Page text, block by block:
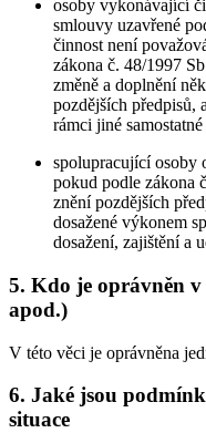
osoby vykonávající
smlouvy uzavřené
činnost není
zákona č. 48/1997
změně a doplnění
pozdějších předpisů,
rámci jiné
spolupracující osoby
pokud podle zákona
znění pozdějších
dosažené výkonem
dosažení, zajištění a
5. Kdo je oprávněn v
apod.)
V této věci je oprávněna
6. Jaké jsou
situace